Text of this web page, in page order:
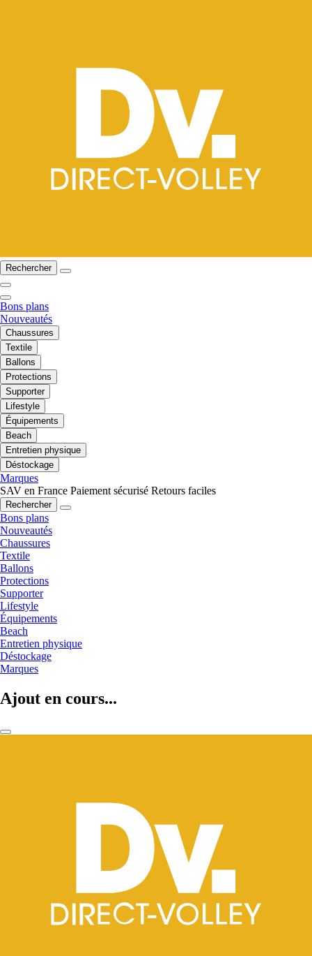
Rechercher
Bons plans
Nouveautés
Chaussures
Textile
Ballons
Protections
Supporter
Lifestyle
Équipements
Beach
Entretien physique
Déstockage
Marques
SAV en France Paiement sécurisé Retours faciles
Rechercher
Bons plans
Nouveautés
Chaussures
Textile
Ballons
Protections
Supporter
Lifestyle
Équipements
Beach
Entretien physique
Déstockage
Marques
Ajout en cours...